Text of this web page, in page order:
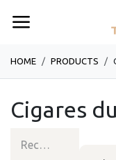
HOME PRODUCTS
Cigares